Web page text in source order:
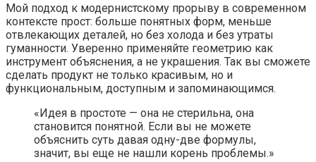
Мой подход к модернистскому прорыву в современном
контексте прост: больше понятных форм, меньше
отвлекающих деталей, но без холода и без утраты
гуманности. Уверенно применяйте геометрию как
инструмент объяснения, а не украшения. Так вы сможете
сделать продукт не только красивым, но и
функциональным, доступным и запоминающимся.
«Идея в простоте — она не стерильна, она
становится понятной. Если вы не можете
объяснить суть давая одну-две формулы,
значит, вы еще не нашли корень проблемы.»